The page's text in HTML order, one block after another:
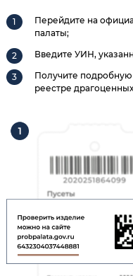
Перейдите на
палаты;
Введите УИН,
Получите
реестре